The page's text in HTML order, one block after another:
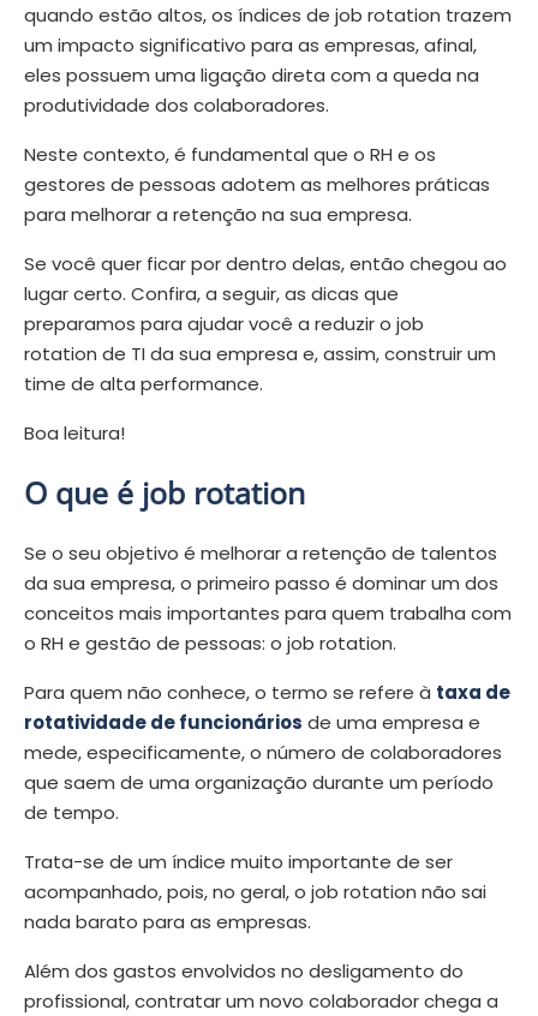
quando estão altos, os índices de job rotation trazem
um impacto significativo para as empresas, afinal,
eles possuem uma ligação direta com a queda na
produtividade dos colaboradores.
Neste contexto, é fundamental que o RH e os
gestores de pessoas adotem as melhores práticas
para melhorar a retenção na sua empresa.
Se você quer ficar por dentro delas, então chegou ao
lugar certo. Confira, a seguir, as dicas que
preparamos para ajudar você a reduzir o job
rotation de TI da sua empresa e, assim, construir um
time de alta performance.
Boa leitura!
O que é job rotation
Se o seu objetivo é melhorar a retenção de talentos
da sua empresa, o primeiro passo é dominar um dos
conceitos mais importantes para quem trabalha com
o RH e gestão de pessoas: o job rotation.
Para quem não conhece, o termo se refere à taxa de
rotatividade de funcionários de uma empresa e
mede, especificamente, o número de colaboradores
que saem de uma organização durante um período
de tempo.
Trata-se de um índice muito importante de ser
acompanhado, pois, no geral, o job rotation não sai
nada barato para as empresas.
Além dos gastos envolvidos no desligamento do
profissional, contratar um novo colaborador chega a